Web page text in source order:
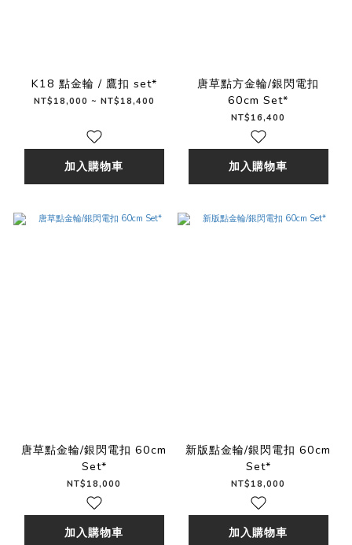
K18 點金輪 / 鷹扣 set*
NT$18,000 ~ NT$18,400
加入購物車
唐草點方金輪/銀閃電扣
60cm Set*
NT$16,400
加入購物車
唐草點金輪/銀閃電扣 60cm
Set*
NT$18,000
加入購物車
新版點金輪/銀閃電扣 60cm
Set*
NT$18,000
加入購物車